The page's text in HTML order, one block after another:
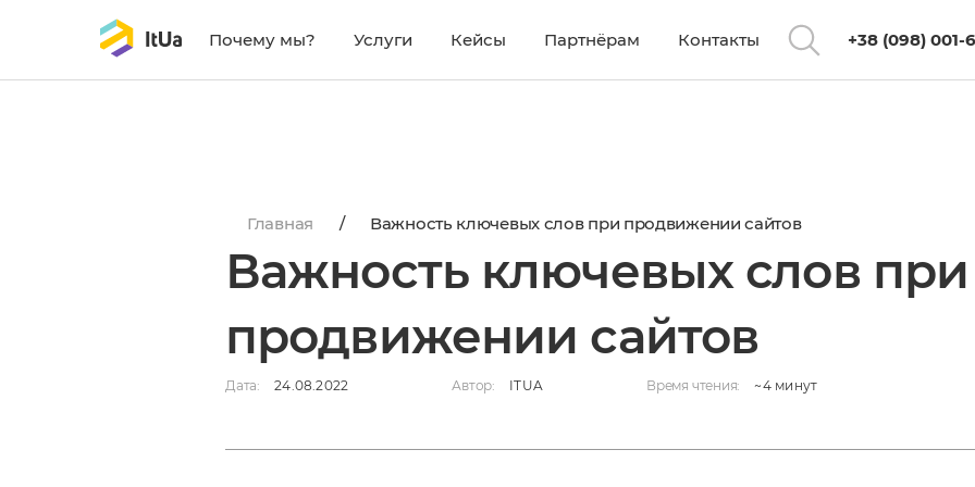
Почему мы? Услуги Кейсы Партнёрам Контакты +38 (098) 001-
Главная / Важность ключевых слов при продвижении сайтов
Важность ключевых слов при
продвижении сайтов
Дата: 24.08.2022 Автор: ITUA Время чтения: ~4 минут